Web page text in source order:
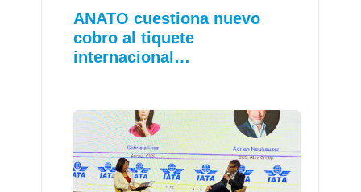
ANATO cuestiona nuevo
cobro al tiquete
internacional…